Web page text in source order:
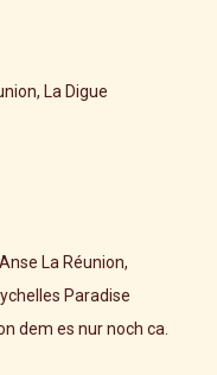
La Digue
La Réunion,
Paradise
dem es nur noch ca.